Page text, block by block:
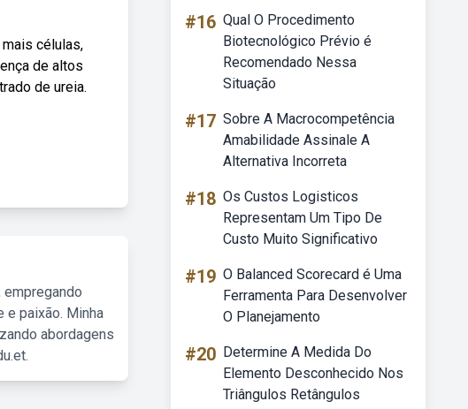
células,
de altos
de ureia.
paixão. Minha
abordagens
#16 Qual O Procedimento
Biotecnológico Prévio é
Recomendado Nessa
Situação
#17 Sobre A Macrocompetência
Amabilidade Assinale A
Alternativa Incorreta
#18 Os Custos Logisticos
Representam Um Tipo De
Custo Muito Significativo
#19 O Balanced Scorecard é Uma
Ferramenta Para Desenvolver
O Planejamento
#20 Determine A Medida Do
Elemento Desconhecido Nos
Triângulos Retângulos